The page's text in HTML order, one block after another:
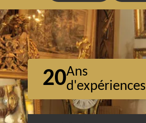
20Ans
d'expériences